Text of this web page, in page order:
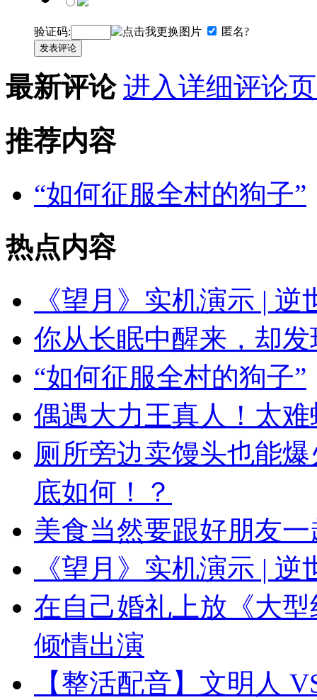
验证码: 匿名?
发表评论
最新评论 进入详细评论
推荐内容
“如何征服全村的狗子”
热点内容
《望月》实机演示 |
你从长眠中醒来，却
“如何征服全村的狗子”
偶遇大力王真人！太
厕所旁边卖馒头也能
底如何！？
美食当然要跟好朋友
《望月》实机演示 |
在自己婚礼上放《大
倾情出演
【整活配音】文明人